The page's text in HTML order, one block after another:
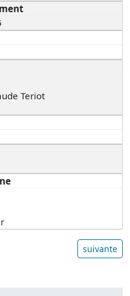
Teriot
suivante